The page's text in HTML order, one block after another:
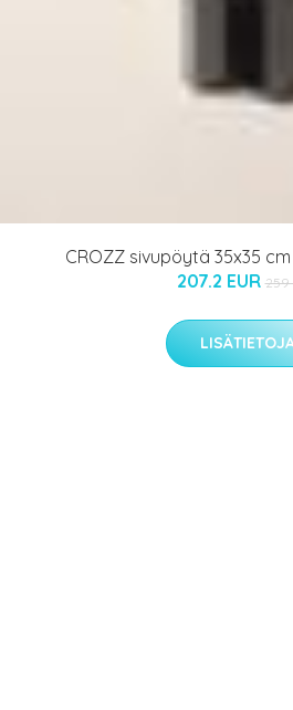
CROZZ sivupöytä 35x35
207.2 EUR 259